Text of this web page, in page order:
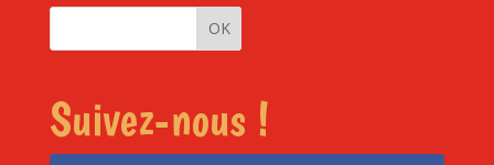
Suivez-nous !